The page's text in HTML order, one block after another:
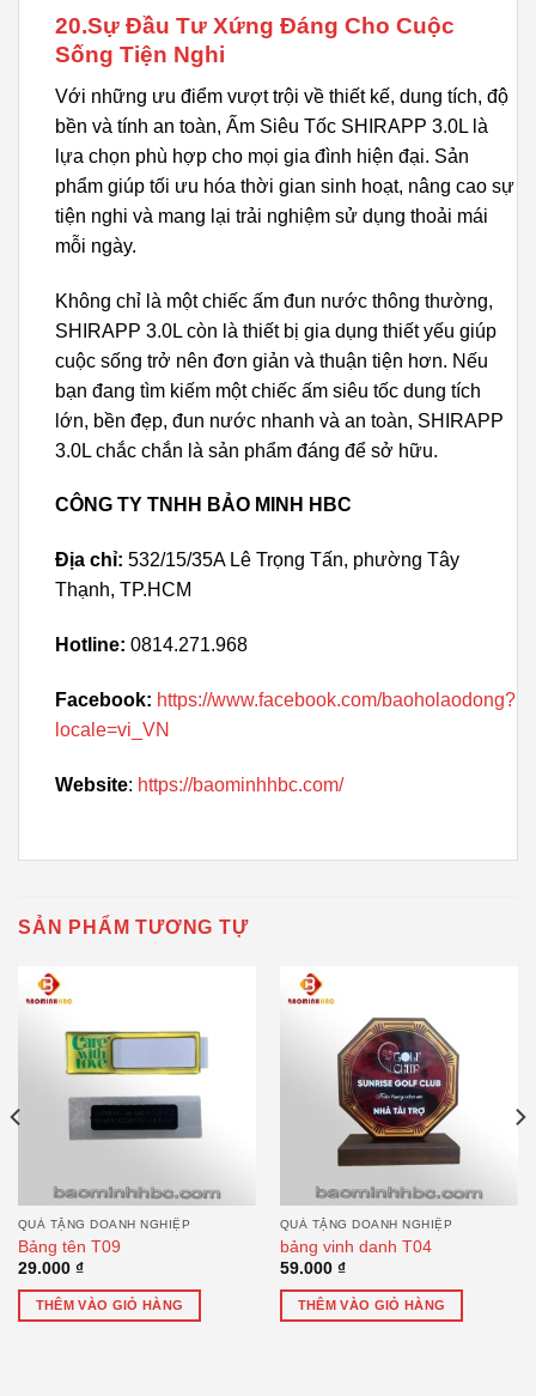
20.Sự Đầu Tư Xứng Đáng Cho Cuộc
Sống Tiện Nghi
Với những ưu điểm vượt trội về thiết kế, dung tích, độ
bền và tính an toàn, Ấm Siêu Tốc SHIRAPP 3.0L là
lựa chọn phù hợp cho mọi gia đình hiện đại. Sản
phẩm giúp tối ưu hóa thời gian sinh hoạt, nâng cao sự
tiện nghi và mang lại trải nghiệm sử dụng thoải mái
mỗi ngày.
Không chỉ là một chiếc ấm đun nước thông thường,
SHIRAPP 3.0L còn là thiết bị gia dụng thiết yếu giúp
cuộc sống trở nên đơn giản và thuận tiện hơn. Nếu
bạn đang tìm kiếm một chiếc ấm siêu tốc dung tích
lớn, bền đẹp, đun nước nhanh và an toàn, SHIRAPP
3.0L chắc chắn là sản phẩm đáng để sở hữu.
CÔNG TY TNHH BẢO MINH HBC
Địa chỉ: 532/15/35A Lê Trọng Tấn, phường Tây
Thạnh, TP.HCM
Hotline: 0814.271.968
Facebook: https://www.facebook.com/baoholaodong?
locale=vi_VN
Website: https://baominhhbc.com/
SẢN PHẨM TƯƠNG TỰ
QUÀ TẶNG DOANH NGHIỆP
Bảng tên T09
29.000 ₫
THÊM VÀO GIỎ HÀNG
QUÀ TẶNG DOANH NGHIỆP
bảng vinh danh T04
59.000 ₫
THÊM VÀO GIỎ HÀNG